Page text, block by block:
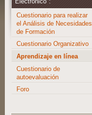
Cuestionario para realizar
el Análisis de Necesidades
de Formación
Cuestionario Organizativo
Aprendizaje en línea
Cuestionario de
autoevaluación
Foro